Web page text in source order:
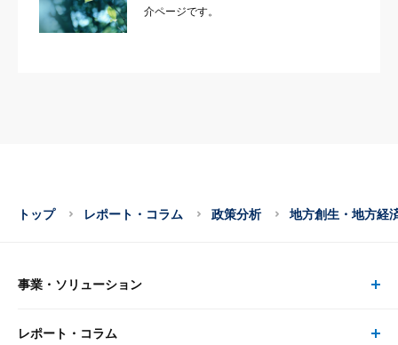
介ページです。
トップ レポート・コラム 政策分析 地方創生・地方経
事業・ソリューション
事業・ソリューション トップ
レポート・コラム